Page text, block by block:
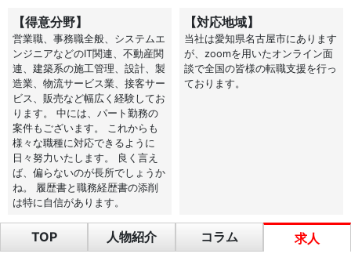
【得意分野】
営業職、事務職全般、システムエ
ンジニアなどのIT関連、不動産関
連、建築系の施工管理、設計、製
造業、物流サービス業、接客サー
ビス、販売など幅広く経験してお
ります。 中には、パート勤務の
案件もございます。 これからも
様々な職種に対応できるように
日々努力いたします。 良く言え
ば、偏らないのが長所でしょうか
ね。 履歴書と職務経歴書の添削
は特に自信があります。
【対応地域】
当社は愛知県名古屋市にあります
が、zoomを用いたオンライン面
談で全国の皆様の転職支援を行っ
ております。
TOP 人物紹介 コラム 求人